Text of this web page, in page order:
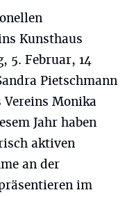
Kunsthaus
5. Februar, 14
Pietschmann
Vereins Monika
Jahr haben
aktiven
an der
im